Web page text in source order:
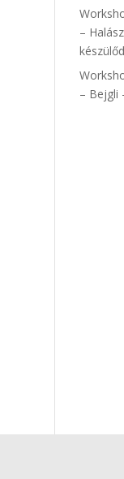
–
– Bejgli